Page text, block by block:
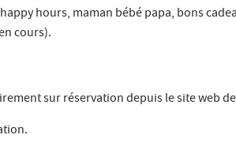
hours, maman bébé papa, bons
cours).
sur réservation depuis le site web